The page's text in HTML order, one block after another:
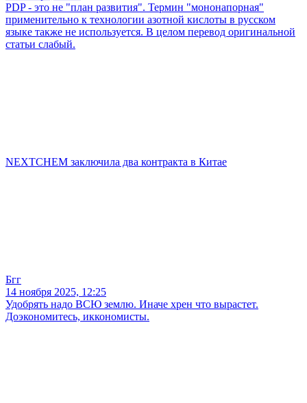
PDP - это не "план развития". Термин "мононапорная"
применительно к технологии азотной кислоты в русском
языке также не используется. В целом перевод оригинальной
статьи слабый.
NEXTCHEM заключила два контракта в Китае
Бгг
14 ноября 2025, 12:25
Удобрять надо ВСЮ землю. Иначе хрен что вырастет.
Доэкономитесь, иккономисты.